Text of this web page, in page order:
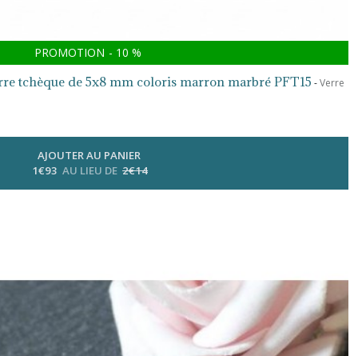
PROMOTION - 10 %
tchèque de 5x8 mm coloris marron marbré PFT15 -Verre
AJOUTER AU PANIER
1€93 AU LIEU DE 2€14